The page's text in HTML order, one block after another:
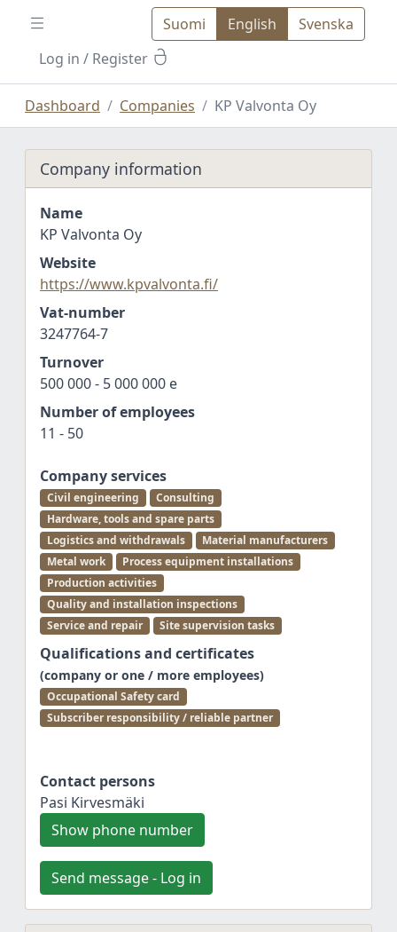
Suomi English
Svenska
Log in / Register
Dashboard Companies KP Valvonta Oy
Company information
Name
KP Valvonta Oy
Website
https://www.kpvalvonta.fi/
Vat-number
3247764-7
Turnover
500 000 - 5 000 000 e
Number of employees
11 - 50
Company services
Civil engineering
Consulting
Hardware, tools and spare parts
Logistics and withdrawals
Material manufacturers
Metal work
Process equipment installations
Production activities
Quality and installation inspections
Service and repair
Site supervision tasks
Qualifications and certificates
(company or one / more employees)
Occupational Safety card
Subscriber responsibility / reliable partner
Contact persons
Pasi Kirvesmäki
Show phone number
Send message - Log in